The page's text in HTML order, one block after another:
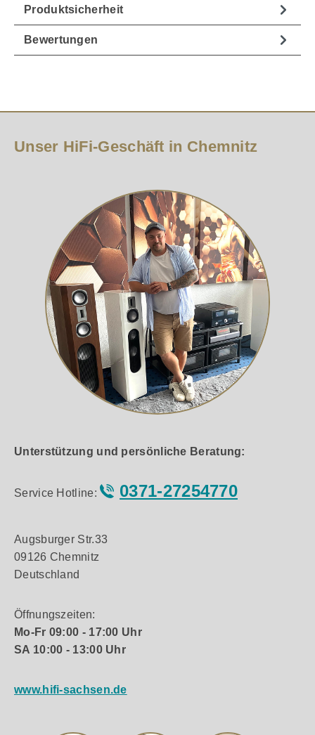
Produktsicherheit
Bewertungen
Unser HiFi-Geschäft in Chemnitz
Unterstützung und persönliche Beratung:
Service Hotline: 0371-27254770
Augsburger Str.33
09126 Chemnitz
Deutschland
Öffnungszeiten:
Mo-Fr 09:00 - 17:00 Uhr
SA 10:00 - 13:00 Uhr
www.hifi-sachsen.de